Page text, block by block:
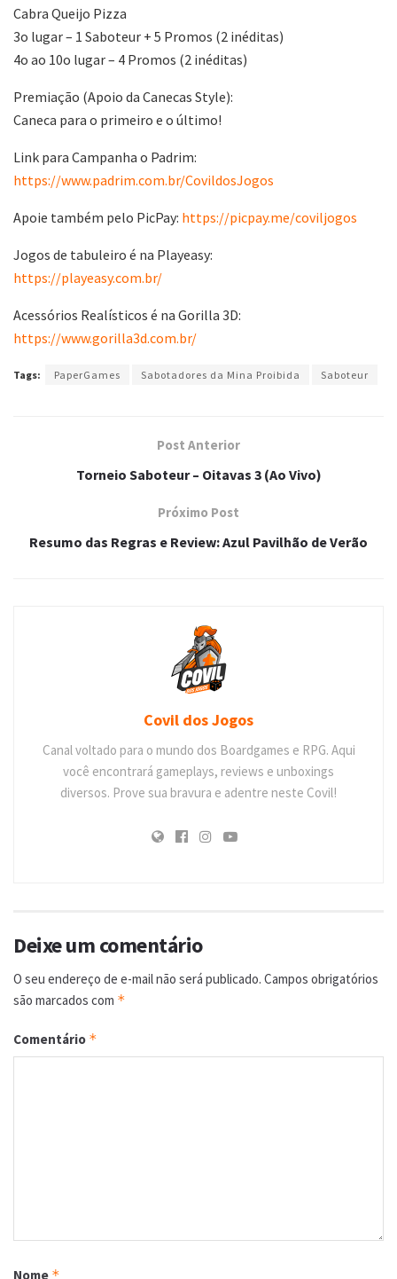
Cabra Queijo Pizza
3o lugar – 1 Saboteur + 5 Promos (2 inéditas)
4o ao 10o lugar – 4 Promos (2 inéditas)
Premiação (Apoio da Canecas Style):
Caneca para o primeiro e o último!
Link para Campanha o Padrim:
https://www.padrim.com.br/CovildosJogos
Apoie também pelo PicPay: https://picpay.me/coviljogos
Jogos de tabuleiro é na Playeasy:
https://playeasy.com.br/
Acessórios Realísticos é na Gorilla 3D:
https://www.gorilla3d.com.br/
Tags: PaperGames Sabotadores da Mina Proibida Saboteur
Post Anterior
Torneio Saboteur – Oitavas 3 (Ao Vivo)
Próximo Post
Resumo das Regras e Review: Azul Pavilhão de Verão
Covil dos Jogos
Canal voltado para o mundo dos Boardgames e RPG. Aqui
você encontrará gameplays, reviews e unboxings
diversos. Prove sua bravura e adentre neste Covil!
Deixe um comentário
O seu endereço de e-mail não será publicado. Campos obrigatórios
são marcados com *
Comentário *
Nome *